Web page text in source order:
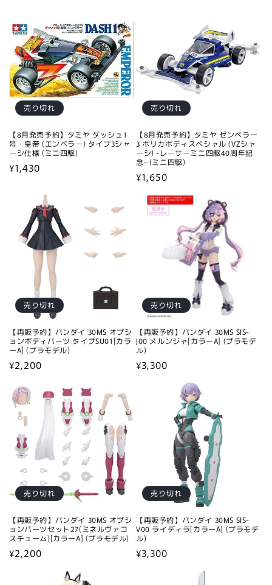
格
売り切れ
【8月発売予約】タミヤ ダッシュ1
号・皇帝 (エンペラー) タイプ3シャ
ーシ仕様 (ミニ四駆)
通
¥1,430
売り切れ
【8月発売予約】タミヤ ゼンペラー
3 ポリカボディスペシャル (VZシャ
ーシ) -レーサーミニ四駆40周年記
念- (ミニ四駆)
通
¥1,650
売り切れ
【再販予約】バンダイ 30MS オプシ
ョンボディパーツ タイプSU01[カラ
ーA] (プラモデル)
通
価
格
¥2,200
売り切れ
【再販予約】バンダイ 30MS SIS-
J00 メルンジャ[カラーA] (プラモデ
ル)
通
¥3,300
売り切れ
【再販予約】バンダイ 30MS オプシ
ョンパーツセット27(ミネルヴァコ
スチューム)[カラーA] (プラモデル)
通
¥2,200
売り切れ
【再販予約】バンダイ 30MS SIS-
V00 ライディラ[カラーA] (プラモデ
ル)
通
¥3,300